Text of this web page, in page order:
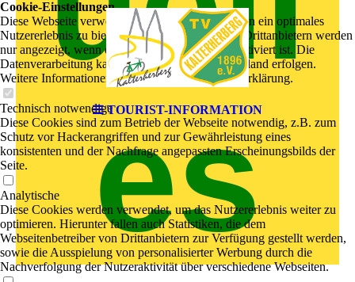
TOURIST-INFORMATION
es
Cookie-Einstellungen
Diese Webseite verwendet Cookies, um Besuchern ein optimales
Nutzererlebnis zu bieten. Bestimmte Inhalte von Drittanbietern werden
nur angezeigt, wenn die entsprechende Option aktiviert ist. Die
Datenverarbeitung kann dann auch in einem Drittland erfolgen.
Weitere Informationen hierzu in der Datenschutzerklärung.
Technisch notwendige
Diese Cookies sind zum Betrieb der Webseite notwendig, z.B. zum
Schutz vor Hackerangriffen und zur Gewährleistung eines
konsistenten und der Nachfrage angepassten Erscheinungsbilds der
Seite.
Analytische
Diese Cookies werden verwendet, um das Nutzererlebnis weiter zu
optimieren. Hierunter fallen auch Statistiken, die dem
Webseitenbetreiber von Drittanbietern zur Verfügung gestellt werden,
sowie die Ausspielung von personalisierter Werbung durch die
Nachverfolgung der Nutzeraktivität über verschiedene Webseiten.